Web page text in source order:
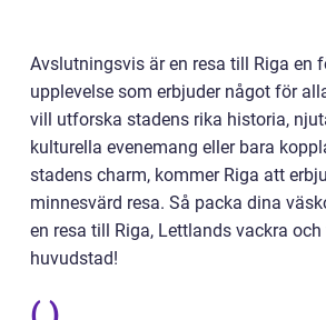
Avslutningsvis är en resa till Riga en
upplevelse som erbjuder något för
vill utforska stadens rika historia,
kulturella evenemang eller bara
stadens charm, kommer Riga att
minnesvärd resa. Så packa dina
en resa till Riga, Lettlands vackra
huvudstad!